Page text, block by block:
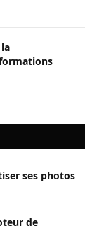
ses photos
de